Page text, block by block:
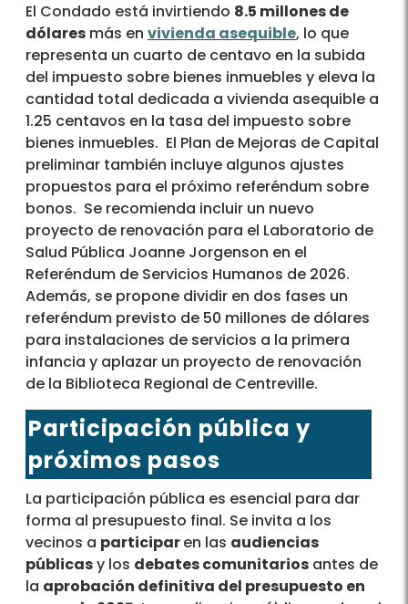
El Condado está invirtiendo 8.5 millones de
dólares más en vivienda asequible, lo que
representa un cuarto de centavo en la subida
del impuesto sobre bienes inmuebles y eleva la
cantidad total dedicada a vivienda asequible a
1.25 centavos en la tasa del impuesto sobre
bienes inmuebles. El Plan de Mejoras de Capital
preliminar también incluye algunos ajustes
propuestos para el próximo referéndum sobre
bonos. Se recomienda incluir un nuevo
proyecto de renovación para el Laboratorio de
Salud Pública Joanne Jorgenson en el
Referéndum de Servicios Humanos de 2026.
Además, se propone dividir en dos fases un
referéndum previsto de 50 millones de dólares
para instalaciones de servicios a la primera
infancia y aplazar un proyecto de renovación
de la Biblioteca Regional de Centreville.
Participación pública y
próximos pasos
La participación pública es esencial para dar
forma al presupuesto final. Se invita a los
vecinos a participaren las audiencias
públicasy los debates comunitarios antes de
la aprobación definitiva del presupuesto en